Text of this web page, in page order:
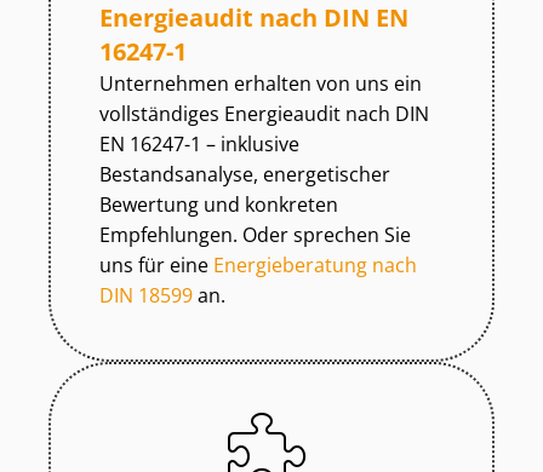
Energieaudit nach DIN EN
16247-1
Unternehmen erhalten von uns ein
vollständiges Energieaudit nach DIN
EN 16247-1 – inklusive
Bestandsanalyse, energetischer
Bewertung und konkreten
Empfehlungen. Oder sprechen Sie
uns für eine Energieberatung nach
DIN 18599an.